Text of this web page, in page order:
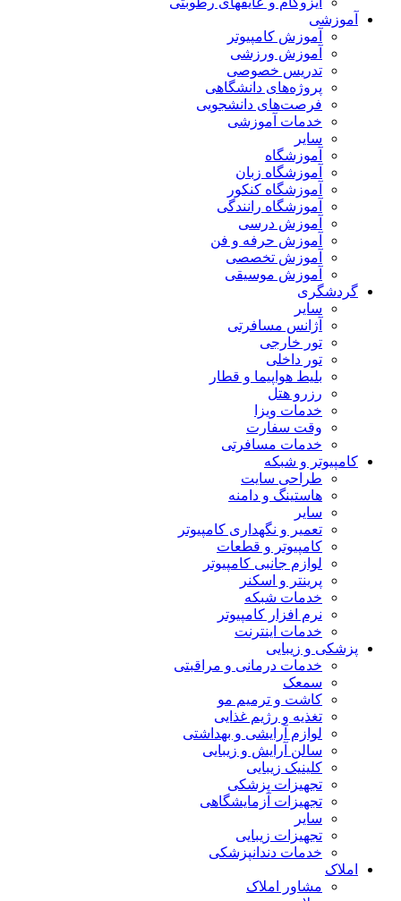
آموزشی
آموزش کامپیوتر
آموزش ورزشی
تدریس خصوصی
پروژه‌های دانشگاهی
فرصت‌های دانشجویی
خدمات آموزشی
سایر
آموزشگاه
آموزشگاه زبان
آموزشگاه کنکور
آموزشگاه رانندگی
آموزش درسی
آموزش حرفه و فن
آموزش تخصصی
آموزش موسیقی
گردشگری
سایر
آژانس مسافرتی
تور خارجی
تور داخلی
بلیط هواپیما و قطار
رزرو هتل
خدمات ویزا
وقت سفارت
خدمات مسافرتی
کامپیوتر و شبکه
طراحی سایت
هاستینگ و دامنه
سایر
تعمیر و نگهداری کامپیوتر
کامپیوتر و قطعات
لوازم جانبی کامپیوتر
پرینتر و اسکنر
خدمات شبکه
نرم افزار کامپیوتر
خدمات اینترنت
پزشکی و زیبایی
خدمات درمانی و مراقبتی
سمعک
کاشت و ترمیم مو
تغذیه و رژیم غذایی
لوازم آرایشی و بهداشتی
سالن آرایش و زیبایی
کلینیک زیبایی
تجهیزات پزشکی
تجهیزات آزمایشگاهی
سایر
تجهیزات زیبایی
خدمات دندانپزشکی
املاک
مشاور املاک